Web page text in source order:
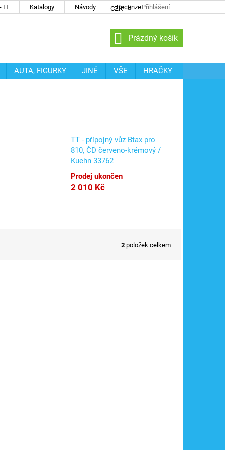
IT Katalogy Návody Recenze
CZK Přihlášení
NÁKUPNÍ
KOŠÍK
Prázdný košík
AUTA, FIGURKY JINÉ VŠE HRAČKY
TT - přípojný vůz Btax pro
810, ČD červeno-krémový /
Kuehn 33762
Prodej ukončen
2 010 Kč
2 položek celkem